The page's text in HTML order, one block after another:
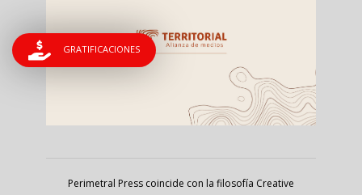
Perimetral Press coincide con la filosofía Creative
GRATIFICACIONES